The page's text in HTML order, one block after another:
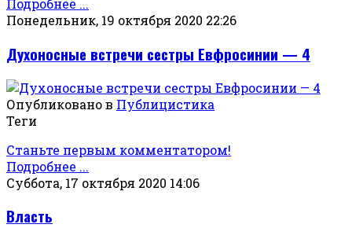
Подробнее ...
Понедельник, 19 октября 2020 22:26
Духоносные встречи сестры Евфросинии — 4
Опубликовано в Публицистика
Теги
Станьте первым комментатором!
Подробнее ...
Суббота, 17 октября 2020 14:06
Власть